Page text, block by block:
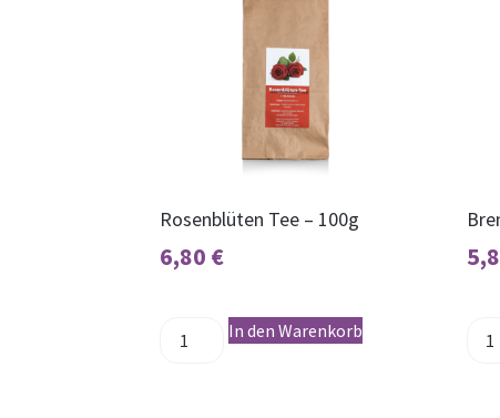
Rosenblüten Tee – 100g
6,80 €
In den Warenkorb